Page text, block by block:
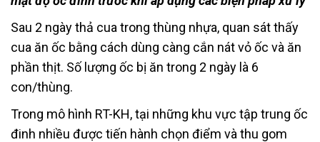
Sau 2 ngày thả cua trong thùng nhựa, quan sát thấy
cua ăn ốc bằng cách dùng càng cắn nát vỏ ốc và ăn
phần thịt. Số lượng ốc bị ăn trong 2 ngày là 6
con/thùng.
Trong mô hình RT-KH, tại những khu vực tập trung ốc
đinh nhiều được tiến hành chọn điểm và thu gom